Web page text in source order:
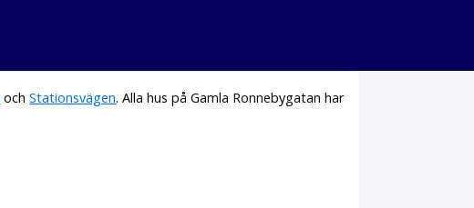
ochStationsvägen. Alla hus på Gamla Ronnebygatan har